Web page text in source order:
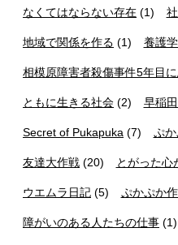
なくてはならない存在 (1)
地域で関係を作る (1) 養護
相模原障害者殺傷事件5年目
ともに生きる社会 (2) 早稲
Secret of Pukapuka (7) ぷ
友達大作戦 (20) とがった心
ウエムラ日記 (5) ぷかぷか
障がいのある人たちの仕事 (1)